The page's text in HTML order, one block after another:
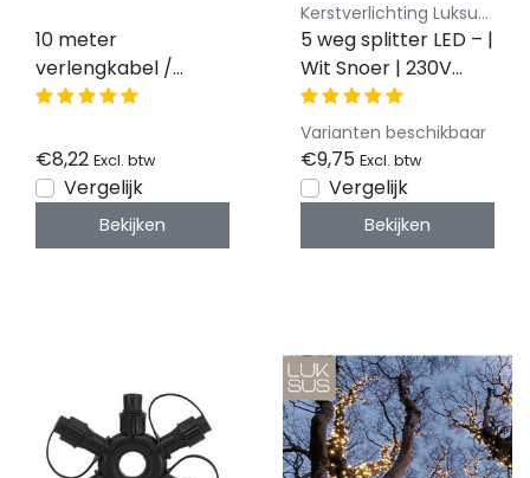
10 meter
verlengkabel /
tussenkabel /
serie IP44 - Luksus
€8,22 Excl. btw
Vergelijk
Bekijken
Kerstverlichting Luksus - Koppelbaar
5 weg splitter LED – |
Wit Snoer | 230V
Koppelbaar | IP65
Varianten beschikbaar
€9,75 Excl. btw
Vergelijk
Bekijken